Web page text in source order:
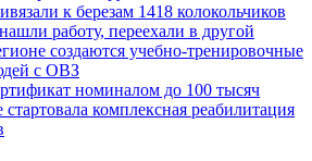
к березам 1418 колокольчиков
работу, переехали в другой
создаются учебно-тренировочные
с ОВЗ
номиналом до 100 тысяч
комплексная реабилитация